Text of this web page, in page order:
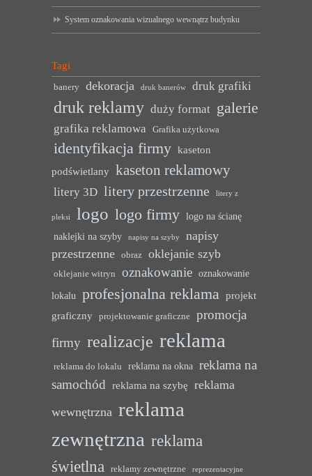
System oznakowania wizualnego wewnątrz budynku
Tagi
banery dekoracja druk banerów druk grafiki
druk reklamy duży format galerie
grafika reklamowa Grafika użytkowa
identyfikacja firmy kaseton
podświetlany kaseton reklamowy
litery 3D litery przestrzenne litery z
pleksi logo logo firmy logo na ścianę
naklejki na szyby
napisy na szyby
napisy
przestrzenne
obraz oklejanie szyb
oklejanie witryn oznakowanie oznakowanie
lokalu profesjonalna reklama projekt
graficzny
projektowanie graficzne
promocja
firmy realizacje reklama
reklama do lokalu reklama na okna reklama na
samochód reklama na szybę reklama
wewnętrzna reklama
zewnętrzna reklama
świetlna
reklamy zewnętrzne reprezentacyjne